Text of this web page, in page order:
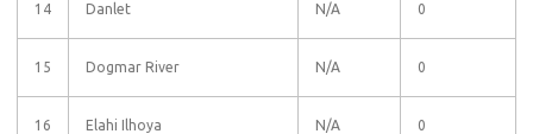
14 Danlet N/A 0
15 Dogmar River N/A 0
16 Elahi Ilhoya N/A 0